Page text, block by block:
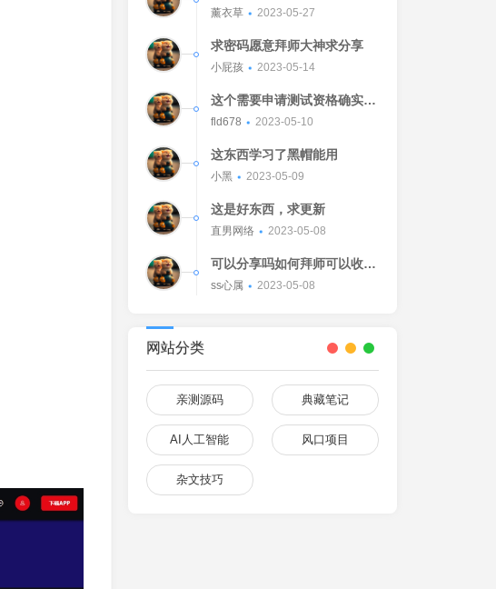
薰衣草 2023-05-27
求密码愿意拜师大神求分享
小屁孩 2023-05-14
这个需要申请测试资格确实不
错的东西
fld678 2023-05-10
这东西学习了黑帽能用
小黑 2023-05-09
这是好东西，求更新
直男网络 2023-05-08
可以分享吗如何拜师可以收我
吗[Watermelon]
ss心属 2023-05-08
网站分类
亲测源码 典藏笔记
AI人工智能 风口项目
杂文技巧